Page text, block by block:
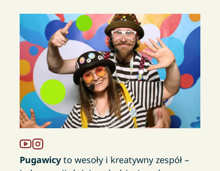
Pugawicyto wesoły i kreatywny zespół –